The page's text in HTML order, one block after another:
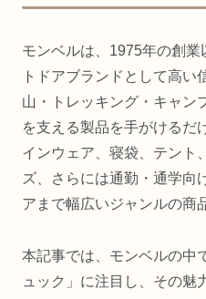
モンベルは、1975年の創
トドアブランドとして高い
山・トレッキング・キャン
を支える製品を手がけるだ
インウェア、寝袋、テント
ズ、さらには通勤・通学向
アまで幅広いジャンルの商
本記事では、モンベルの中
ュック」に注目し、その魅